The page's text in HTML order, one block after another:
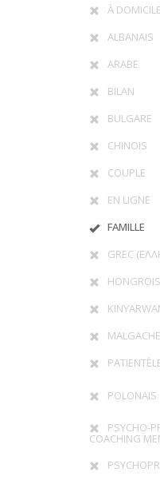
À DOMICILE
ALBANAIS
ARABE
BILAN
BULGARE
CHINOIS
COUPLE
EN LIGNE
FAMILLE
GREC
HONGROIS
MALGACHE
POLONAIS
PSYCHO-
COACHING